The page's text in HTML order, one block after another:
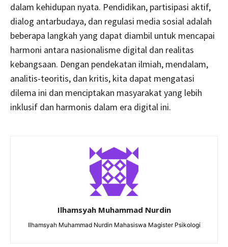
dalam kehidupan nyata. Pendidikan, partisipasi aktif,
dialog antarbudaya, dan regulasi media sosial adalah
beberapa langkah yang dapat diambil untuk mencapai
harmoni antara nasionalisme digital dan realitas
kebangsaan. Dengan pendekatan ilmiah, mendalam,
analitis-teoritis, dan kritis, kita dapat mengatasi
dilema ini dan menciptakan masyarakat yang lebih
inklusif dan harmonis dalam era digital ini.
Ilhamsyah Muhammad Nurdin
Ilhamsyah Muhammad Nurdin Mahasiswa Magister Psikologi